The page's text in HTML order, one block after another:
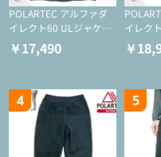
POLARTEC アルファダ
イレクト60 ULジャケッ
ト（登山/ミドルレイヤ
ー/化繊ジャケット）
￥17,490
イレク
ト（ア
ーショ
￥
4 5